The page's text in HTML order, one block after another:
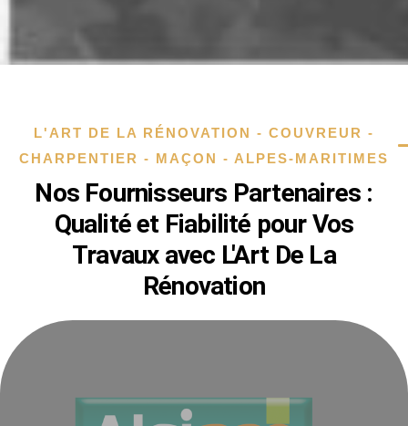
L'ART DE LA RÉNOVATION - COUVREUR -
CHARPENTIER - MAÇON - ALPES-MARITIMES
Nos Fournisseurs Partenaires :
Qualité et Fiabilité pour Vos
Travaux avec L'Art De La
Rénovation